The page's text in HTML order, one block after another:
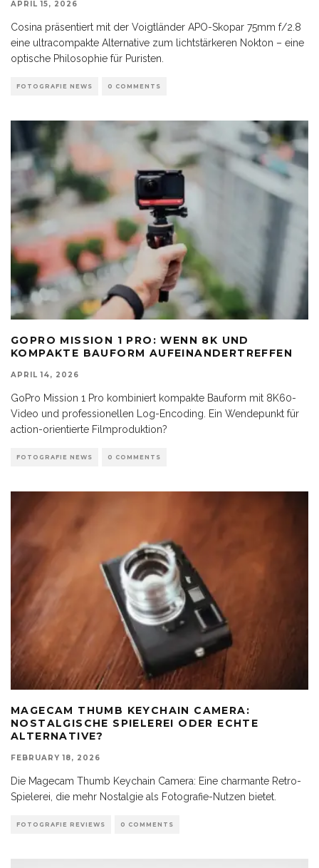
APRIL 15, 2026
Cosina präsentiert mit der Voigtländer APO-Skopar 75mm f/2.8
eine ultracompakte Alternative zum lichtstärkeren Nokton – eine
optische Philosophie für Puristen.
FOTOGRAFIE NEWS 0 COMMENTS
GOPRO MISSION 1 PRO: WENN 8K UND
KOMPAKTE BAUFORM AUFEINANDERTREFFEN
APRIL 14, 2026
GoPro Mission 1 Pro kombiniert kompakte Bauform mit 8K60-
Video und professionellen Log-Encoding. Ein Wendepunkt für
action-orientierte Filmproduktion?
FOTOGRAFIE NEWS 0 COMMENTS
MAGECAM THUMB KEYCHAIN CAMERA:
NOSTALGISCHE SPIELEREI ODER ECHTE
ALTERNATIVE?
FEBRUARY 18, 2026
Die Magecam Thumb Keychain Camera: Eine charmante Retro-
Spielerei, die mehr Nostalgie als Fotografie-Nutzen bietet.
FOTOGRAFIE REVIEWS 0 COMMENTS